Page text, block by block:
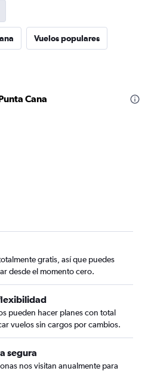
Vuelos populares
Cana
gratis, así que puedes
desde el momento cero.
pueden hacer planes con total
vuelos sin cargos por cambios.
segura
nos visitan anualmente para